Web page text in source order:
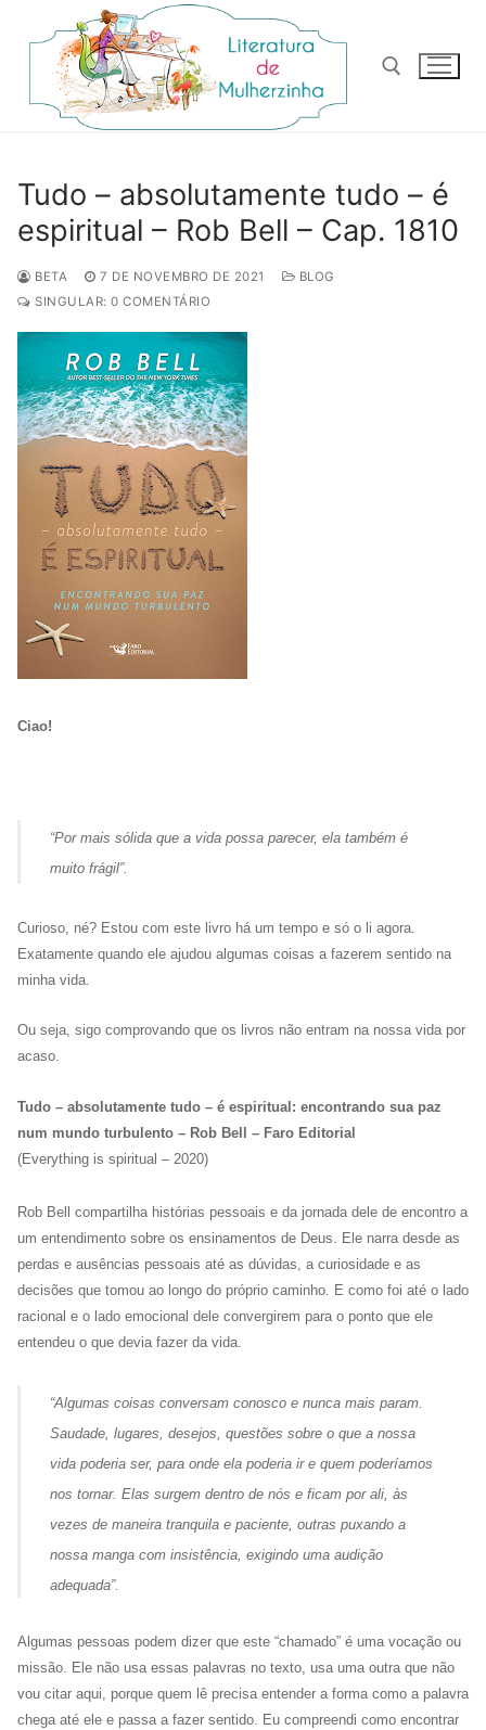
para
conteúdo
Tudo – absolutamente tudo – é
espiritual – Rob Bell – Cap. 1810
BETA 7 DE NOVEMBRO DE 2021
BLOG
SINGULAR: 0 COMENTÁRIO
Ciao!
“Por mais sólida que a vida possa parecer, ela também é
muito frágil”.
Curioso, né? Estou com este livro há um tempo e só o li agora.
Exatamente quando ele ajudou algumas coisas a fazerem sentido na
minha vida.
Ou seja, sigo comprovando que os livros não entram na nossa vida por
acaso.
Tudo – absolutamente tudo – é espiritual: encontrando sua paz
num mundo turbulento – Rob Bell – Faro Editorial
(Everything is spiritual – 2020)
Rob Bell compartilha histórias pessoais e da jornada dele de encontro a
um entendimento sobre os ensinamentos de Deus. Ele narra desde as
perdas e ausências pessoais até as dúvidas, a curiosidade e as
decisões que tomou ao longo do próprio caminho. E como foi até o lado
racional e o lado emocional dele convergirem para o ponto que ele
entendeu o que devia fazer da vida.
“Algumas coisas conversam conosco e nunca mais param.
Saudade, lugares, desejos, questões sobre o que a nossa
vida poderia ser, para onde ela poderia ir e quem poderíamos
nos tornar. Elas surgem dentro de nós e ficam por ali, às
vezes de maneira tranquila e paciente, outras puxando a
nossa manga com insistência, exigindo uma audição
adequada”.
Algumas pessoas podem dizer que este “chamado” é uma vocação ou
missão. Ele não usa essas palavras no texto, usa uma outra que não
vou citar aqui, porque quem lê precisa entender a forma como a palavra
chega até ele e passa a fazer sentido. Eu compreendi como encontrar